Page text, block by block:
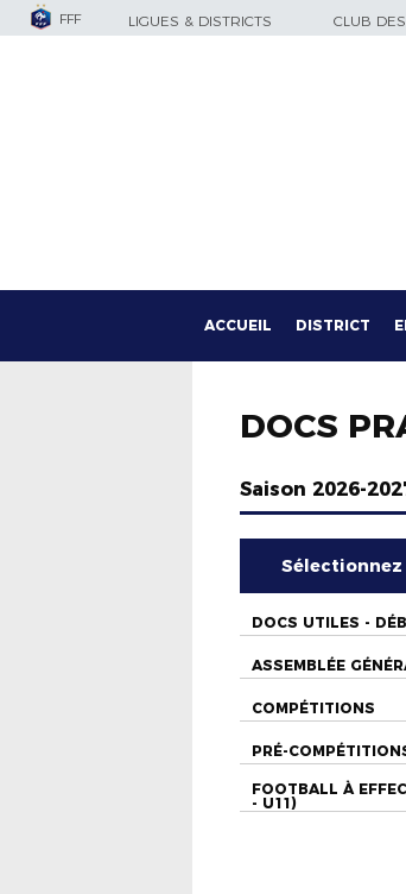
FFF LIGUES & DISTRICTS CLUB
ACCUEIL DISTRICT
DOCS
Saison 2026-
DOCS UTILES -
ASSEMBLÉE
COMPÉTITIONS
PRÉ-
FOOTBALL À
- U11)